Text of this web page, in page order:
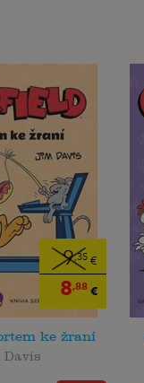
9,35€
8,88€
ke žraní
Davis